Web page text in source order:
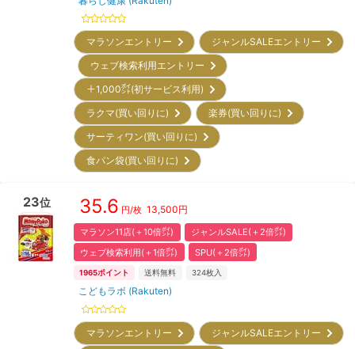
マラソンエントリー
ジャンルSALEエントリー
ウェブ検索利用エントリー
＋1,000㌽(初サービス利用)
ラクマ(買い回りに)
楽券(買い回りに)
サーティワン(買い回りに)
食パン袋(買い回りに)
23位 35.6 円/枚 13,500円
マラソン11店(＋10倍㌽)
ジャンルSALE(＋2倍㌽)
ウェブ検索利用(＋1倍㌽)
SPU(＋2倍㌽)
1965ポイント 送料無料 324枚入
こどもラボ (Rakuten)
マラソンエントリー
ジャンルSALEエントリー